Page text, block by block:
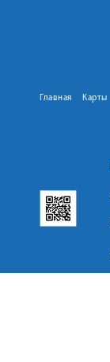
Главная Карты